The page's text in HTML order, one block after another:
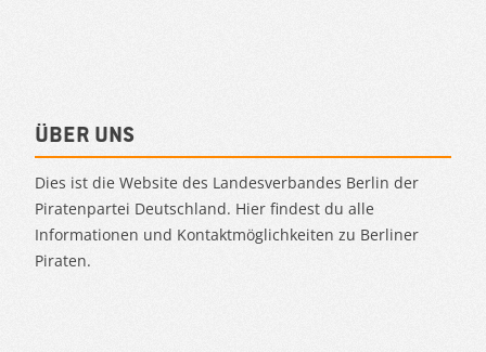
Über uns
Dies ist die Website des Landesverbandes Berlin der
Piratenpartei Deutschland. Hier findest du alle
Informationen und Kontaktmöglichkeiten zu Berliner
Piraten.